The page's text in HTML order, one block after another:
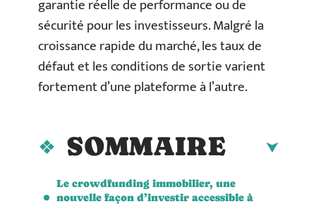
garantie réelle de performance ou de
sécurité pour les investisseurs. Malgré la
croissance rapide du marché, les taux de
défaut et les conditions de sortie varient
fortement d’une plateforme à l’autre.
SOMMAIRE
Le crowdfunding immobilier, une
nouvelle façon d’investir accessible à